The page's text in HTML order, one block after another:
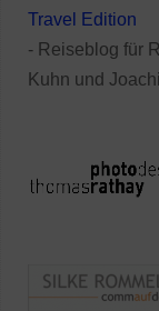
Travel Edition
- Reiseblog für
Kuhn und